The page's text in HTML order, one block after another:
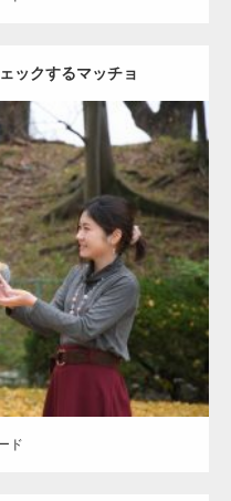
ックするマッチョ
細マッチョ) 上腕三頭筋
ド